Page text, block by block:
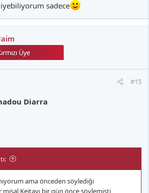
sadece
#15
Diarra
ama önceden söylediği
Keitayı bir gün önce söylemişti